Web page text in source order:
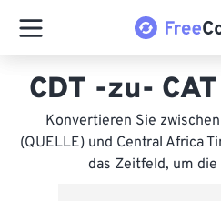
CDT -zu-
Konvertieren Sie
(QUELLE) und Central Africa
das Zeitfeld, um